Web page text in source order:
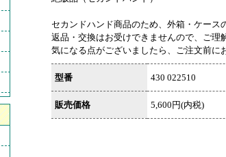
セカンドハンド商品のため、外箱・ケース
返品・交換はお受けできませんので、ご理
気になる点がございましたら、ご注文前に
型番 430 022510
販売価格 5,600円(内税)